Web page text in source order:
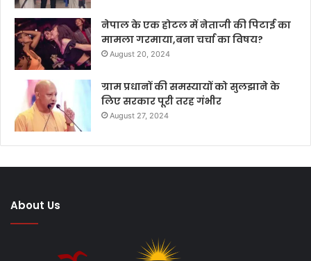
नेपाल के एक होटल में नेताजी की पिटाई का
मामला गरमाया,बना चर्चा का विषय?
August 20, 2024
ग्राम प्रधानों की समस्यायों को सुलझाने के
लिए सरकार पूरी तरह गंभीर
August 27, 2024
About Us